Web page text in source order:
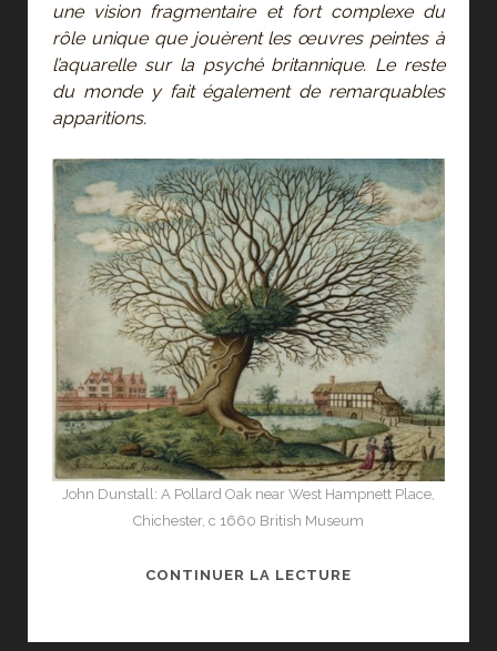
une vision fragmentaire et fort complexe du
rôle unique que jouèrent les œuvres peintes à
l’aquarelle sur la psyché britannique. Le reste
du monde y fait également de remarquables
apparitions.
John Dunstall: A Pollard Oak near West Hampnett Place,
Chichester, c 1660 British Museum
CONTINUER LA LECTURE